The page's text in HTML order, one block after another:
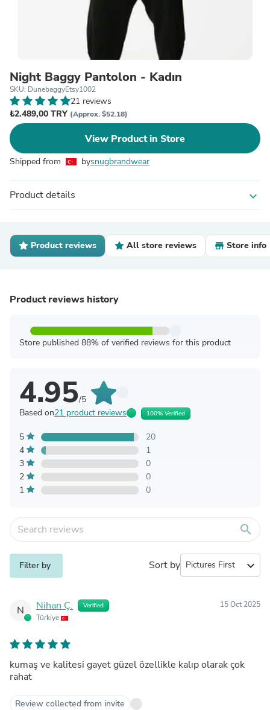
Night Baggy Pantolon - Kadın
SKU: DunebaggyEtsy1002
21 reviews
₺2.489,00 TRY (Approx. $52.18)
View Product in Store
Shipped from bysnugbrandwear
Product details expand_more
Product reviews All store reviews Store info
Product reviews history
Store published 88% of verified reviews for this product
4.95/5
Based on21 product reviews 100% Verified
5
20
4
1
3
0
2
0
1
0
search
Filter by Sort by expand_more
N Nihan Ç. Verified
Türkiye
15 Oct 2025
kumaş ve kalitesi gayet güzel özellikle kalıp olarak çok
rahat
Review collected from invite